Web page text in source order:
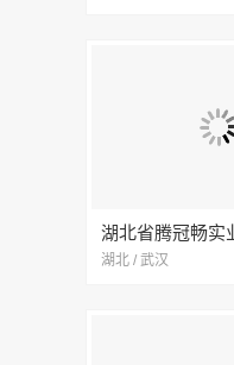
湖北 / 武汉